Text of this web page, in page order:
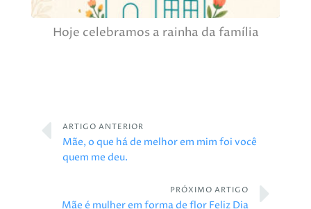
Hoje celebramos a rainha da família
ARTIGO ANTERIOR
Mãe, o que há de melhor em mim foi você
quem me deu.
PRÓXIMO ARTIGO
Mãe é mulher em forma de flor Feliz Dia